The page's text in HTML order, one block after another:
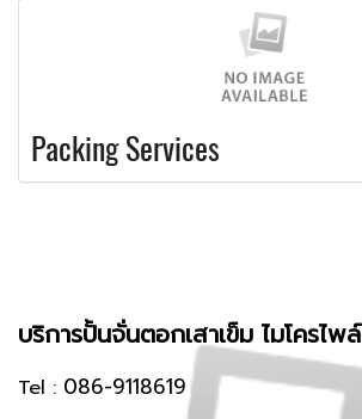
Packing Services
‎บริการปั้นจั่นตอกเสาเข็ม ‎ไมโครไพล์
Tel : 086-9118619